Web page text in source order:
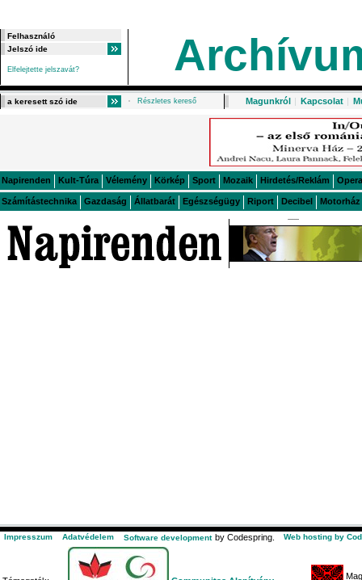
Elfelejtette jelszavát?
Részletes kereső Magunkról | Kapcsolat |
Napirenden Kult-Túra Vélemény Körkép Sport Mozaik Hirdetés/Reklám Opera
Számítástechnika Gazdaság Állatbarát Egészségügy Riport Decibel Motorház
Impresszum Adatvédelem Software development by Codespring. Web hosting by